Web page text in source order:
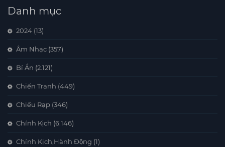
Danh mục
2024 (13)
Âm Nhạc (357)
Bí Ẩn (2.121)
Chiến Tranh (449)
Chiếu Rạp (346)
Chính Kịch (6.146)
Chính Kịch,Hành Động (1)